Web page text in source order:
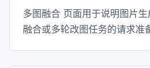
多图融合 页面用于说明图片
融合或多轮改图任务的请求准